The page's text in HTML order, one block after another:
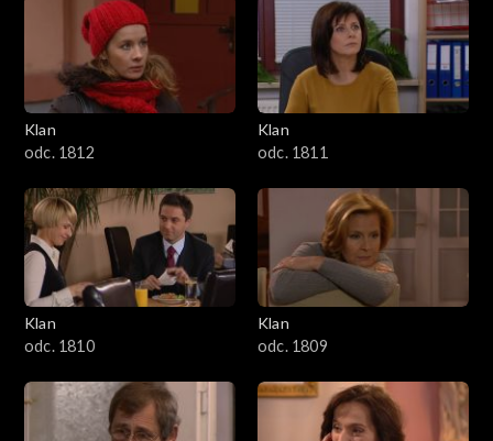
Klan
odc. 1812
Klan
odc. 1811
Klan
odc. 1810
Klan
odc. 1809